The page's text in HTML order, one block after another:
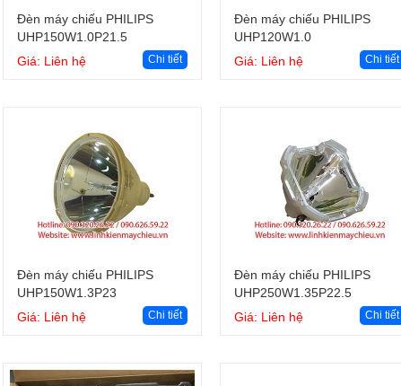
Giỏ hàng
Đèn máy chiếu PHILIPS
UHP150W1.0P21.5
Giá: Liên hệ
Chi tiết
Giỏ hàng
Đèn máy chiếu PHILIPS
UHP120W1.0
Giá: Liên hệ
Chi tiết
Giỏ hàng
Đèn máy chiếu PHILIPS
UHP150W1.3P23
Giá: Liên hệ
Chi tiết
Giỏ hàng
Đèn máy chiếu PHILIPS
UHP250W1.35P22.5
Giá: Liên hệ
Chi tiết